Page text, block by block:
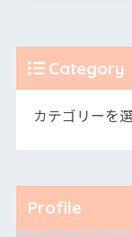
Category
Profile